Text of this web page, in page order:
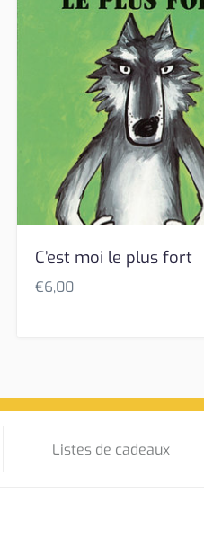
C’est moi le plus fort
€6,00
Listes de cadeaux